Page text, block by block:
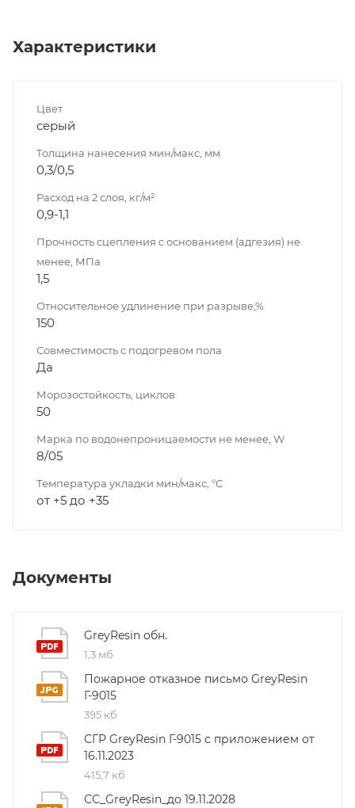
Характеристики
Цвет
серый
Толщина нанесения мин/макс, мм
0,3/0,5
Расход на 2 слоя, кг/м²
0,9-1,1
Прочность сцепления с основанием (адгезия) не
менее, МПа
1,5
Относительное удлинение при разрыве,%
150
Совместимость с подогревом пола
Да
Морозостойкость, циклов
50
Марка по водонепроницаемости не менее, W
8/05
Температура укладки мин/макс, °С
от +5 до +35
Документы
GreyResin обн.
1,3 мб
Пожарное отказное письмо GreyResin
Г-9015
395 кб
СГР GreyResin Г-9015 с приложением от
16.11.2023
415,7 кб
СС_GreyResin_до 19.11.2028